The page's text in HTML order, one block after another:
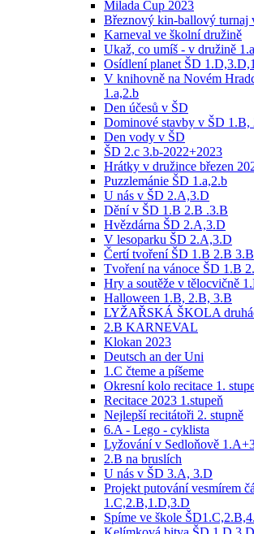
Milada Cup 2023
Březnový kin-ballový turnaj
Karneval ve školní družině
Ukaž, co umíš - v družině
Osídlení planet ŠD
V knihovně na Novém
1.a,2.b
Den účesů v ŠD
Dominové stavby v ŠD 1.B,
Den vody v ŠD
ŠD 2.c 3.b-2022+2023
Hrátky v družince březen
Puzzlemánie ŠD 1.a,2.b
U nás v ŠD 2.A,3.D
Dění v ŠD 1.B 2.B .3.B
Hvězdárna ŠD 2.A,3.D
V lesoparku ŠD 2.A,3.D
Čertí tvoření ŠD 1.B 2.B 3.B
Tvoření na vánoce ŠD 1.B
Hry a soutěže v tělocvičně
Halloween 1.B, 2.B, 3.B
LYŽAŘSKÁ ŠKOLA
2.B KARNEVAL
Klokan 2023
Deutsch an der Uni
1.C čteme a píšeme
Okresní kolo recitace 1.
Recitace 2023 1.stupeň
Nejlepší recitátoři 2. stupně
6.A - Lego - cyklista
Lyžování v Sedloňově
2.B na bruslích
U nás v ŠD 3.A, 3.D
Projekt putování vesmírem
1.C,2.B,1.D,3.D
Spíme ve škole